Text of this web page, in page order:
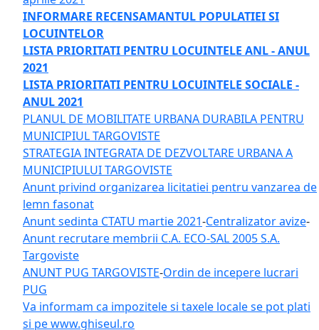
INFORMARE RECENSAMANTUL POPULATIEI SI
LOCUINTELOR
LISTA PRIORITATI PENTRU LOCUINTELE ANL - ANUL
2021
LISTA PRIORITATI PENTRU LOCUINTELE SOCIALE -
ANUL 2021
PLANUL DE MOBILITATE URBANA DURABILA PENTRU
MUNICIPIUL TARGOVISTE
STRATEGIA INTEGRATA DE DEZVOLTARE URBANA A
MUNICIPIULUI TARGOVISTE
Anunt privind organizarea licitatiei pentru vanzarea de
lemn fasonat
Anunt sedinta CTATU martie 2021-Centralizator avize-
Anunt recrutare membrii C.A. ECO-SAL 2005 S.A.
Targoviste
ANUNT PUG TARGOVISTE-Ordin de incepere lucrari
PUG
Va informam ca impozitele si taxele locale se pot plati
si pe www.ghiseul.ro